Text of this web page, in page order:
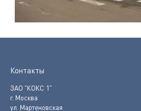
Контакты
ЗАО "КОКС 1"
г. Москва
ул. Мартеновская